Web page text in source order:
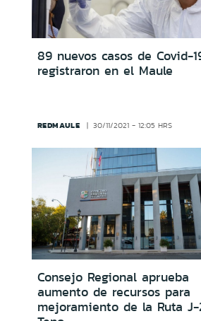
89 nuevos casos de Covid-
registraron en el Maule
REDMAULE 30/11/2021 - 12:05 HRS
Consejo Regional aprueba
aumento de recursos para
mejoramiento de la Ruta J-